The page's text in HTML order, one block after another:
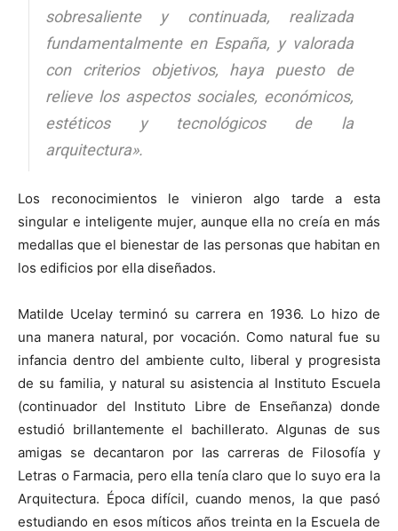
sobresaliente y continuada, realizada
fundamentalmente en España, y valorada
con criterios objetivos, haya puesto de
relieve los aspectos sociales, económicos,
estéticos y tecnológicos de la
arquitectura».
Los reconocimientos le vinieron algo tarde a esta
singular e inteligente mujer, aunque ella no creía en más
medallas que el bienestar de las personas que habitan en
los edificios por ella diseñados.
Matilde Ucelay terminó su carrera en 1936. Lo hizo de
una manera natural, por vocación. Como natural fue su
infancia dentro del ambiente culto, liberal y progresista
de su familia, y natural su asistencia al Instituto Escuela
(continuador del Instituto Libre de Enseñanza) donde
estudió brillantemente el bachillerato. Algunas de sus
amigas se decantaron por las carreras de Filosofía y
Letras o Farmacia, pero ella tenía claro que lo suyo era la
Arquitectura. Época difícil, cuando menos, la que pasó
estudiando en esos míticos años treinta en la Escuela de